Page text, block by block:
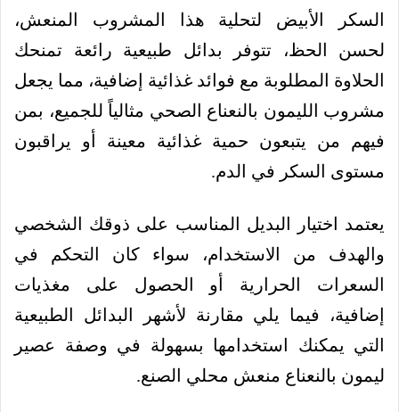
السكر الأبيض لتحلية هذا المشروب المنعش،
لحسن الحظ، تتوفر بدائل طبيعية رائعة تمنحك
الحلاوة المطلوبة مع فوائد غذائية إضافية، مما يجعل
مشروب الليمون بالنعناع الصحي مثالياً للجميع، بمن
فيهم من يتبعون حمية غذائية معينة أو يراقبون
مستوى السكر في الدم.
يعتمد اختيار البديل المناسب على ذوقك الشخصي
والهدف من الاستخدام، سواء كان التحكم في
السعرات الحرارية أو الحصول على مغذيات
إضافية، فيما يلي مقارنة لأشهر البدائل الطبيعية
التي يمكنك استخدامها بسهولة في وصفة عصير
ليمون بالنعناع منعش محلي الصنع.